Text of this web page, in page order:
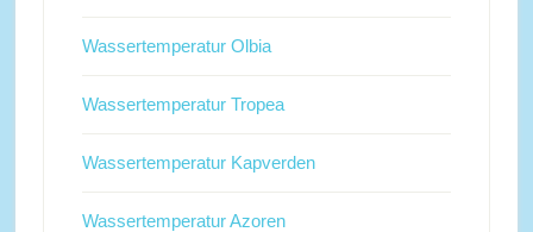
Wassertemperatur Olbia
Wassertemperatur Tropea
Wassertemperatur Kapverden
Wassertemperatur Azoren